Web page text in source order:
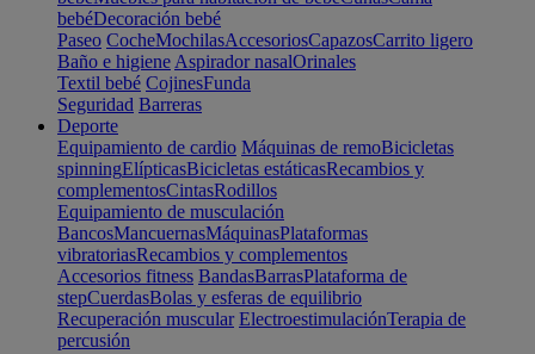
bebéDecoración bebé
Paseo CocheMochilasAccesoriosCapazosCarrito ligero
Baño e higiene Aspirador nasalOrinales
Textil bebé CojinesFunda
Seguridad Barreras
Deporte
Equipamiento de cardio Máquinas de remoBicicletas
spinningElípticasBicicletas estáticasRecambios y
complementosCintasRodillos
Equipamiento de musculación
BancosMancuernasMáquinasPlataformas
vibratoriasRecambios y complementos
Accesorios fitness BandasBarrasPlataforma de
stepCuerdasBolas y esferas de equilibrio
Recuperación muscular ElectroestimulaciónTerapia de
percusión